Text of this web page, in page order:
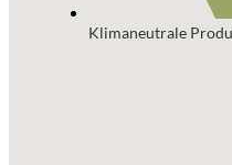
Klimaneutrale